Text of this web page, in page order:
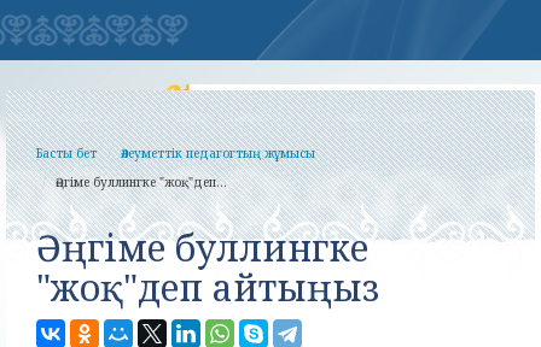
Басты бет
Әлеуметтік педагогтың жұмысы
Әңгіме буллингке "жоқ"деп...
Әңгіме буллингке
"жоқ"деп айтыңыз